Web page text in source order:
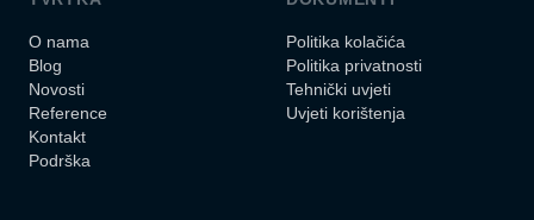
O nama
Blog
Novosti
Reference
Kontakt
Podrška
Politika kolačića
Politika privatnosti
Tehnički uvjeti
Uvjeti korištenja